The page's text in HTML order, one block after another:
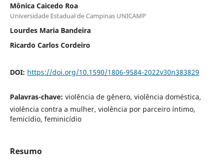
Mônica Caicedo Roa
Universidade Estadual de Campinas UNICAMP
Lourdes Maria Bandeira
Ricardo Carlos Cordeiro
DOI: https://doi.org/10.1590/1806-9584-2022v30n383829
Palavras-chave: violência de gênero, violência doméstica,
violência contra a mulher, violência por parceiro íntimo,
femicídio, feminicídio
Resumo